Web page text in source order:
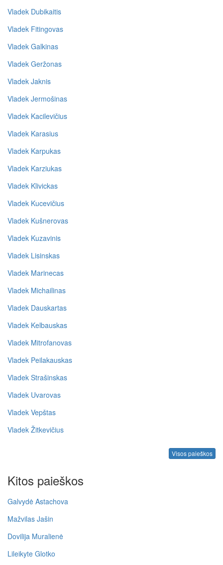
Vladek Dubikaitis
Vladek Fitingovas
Vladek Galkinas
Vladek Geržonas
Vladek Jaknis
Vladek Jermošinas
Vladek Kacilevičius
Vladek Karasius
Vladek Karpukas
Vladek Karziukas
Vladek Klivickas
Vladek Kucevičius
Vladek Kušnerovas
Vladek Kuzavinis
Vladek Lisinskas
Vladek Marinecas
Vladek Michailinas
Vladek Dauskartas
Vladek Kelbauskas
Vladek Mitrofanovas
Vladek Peilakauskas
Vladek Strašinskas
Vladek Uvarovas
Vladek Vepštas
Vladek Žitkevičius
Visos paieškos
Kitos paieškos
Galvydė Astachova
Mažvilas Jašin
Dovilija Muralienė
Lileikyte Glotko